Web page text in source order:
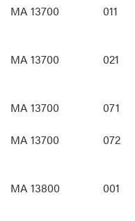
MA 13700
011
MA 13700
021
MA 13700
071
MA 13700
072
MA 13800
001